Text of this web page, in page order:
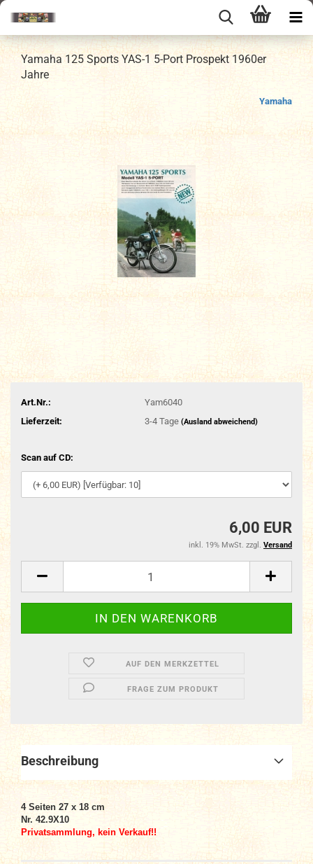
Yamaha 125 Sports YAS-1 5-Port Prospekt 1960er
Jahre
Yamaha
Art.Nr.:
Yam6040
Lieferzeit:
3-4 Tage (Ausland abweichend)
Scan auf CD:
6,00 EUR
inkl. 19% MwSt. zzgl. Versand
AUF DEN MERKZETTEL
FRAGE ZUM PRODUKT
Beschreibung
4 Seiten 27 x 18 cm
Nr. 42.9X10
Privatsammlung, kein Verkauf!!